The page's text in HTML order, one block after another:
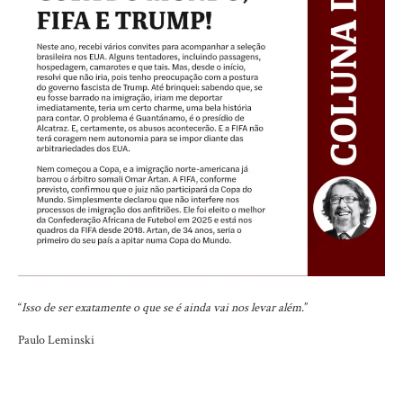
“Isso de ser exatamente o que se é ainda vai nos levar além.”
Paulo Leminski